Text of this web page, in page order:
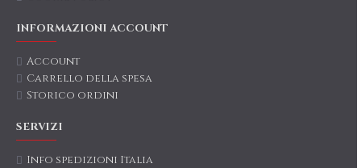
INFORMAZIONI ACCOUNT
Account
Carrello della spesa
Storico ordini
SERVIZI
Info spedizioni Italia